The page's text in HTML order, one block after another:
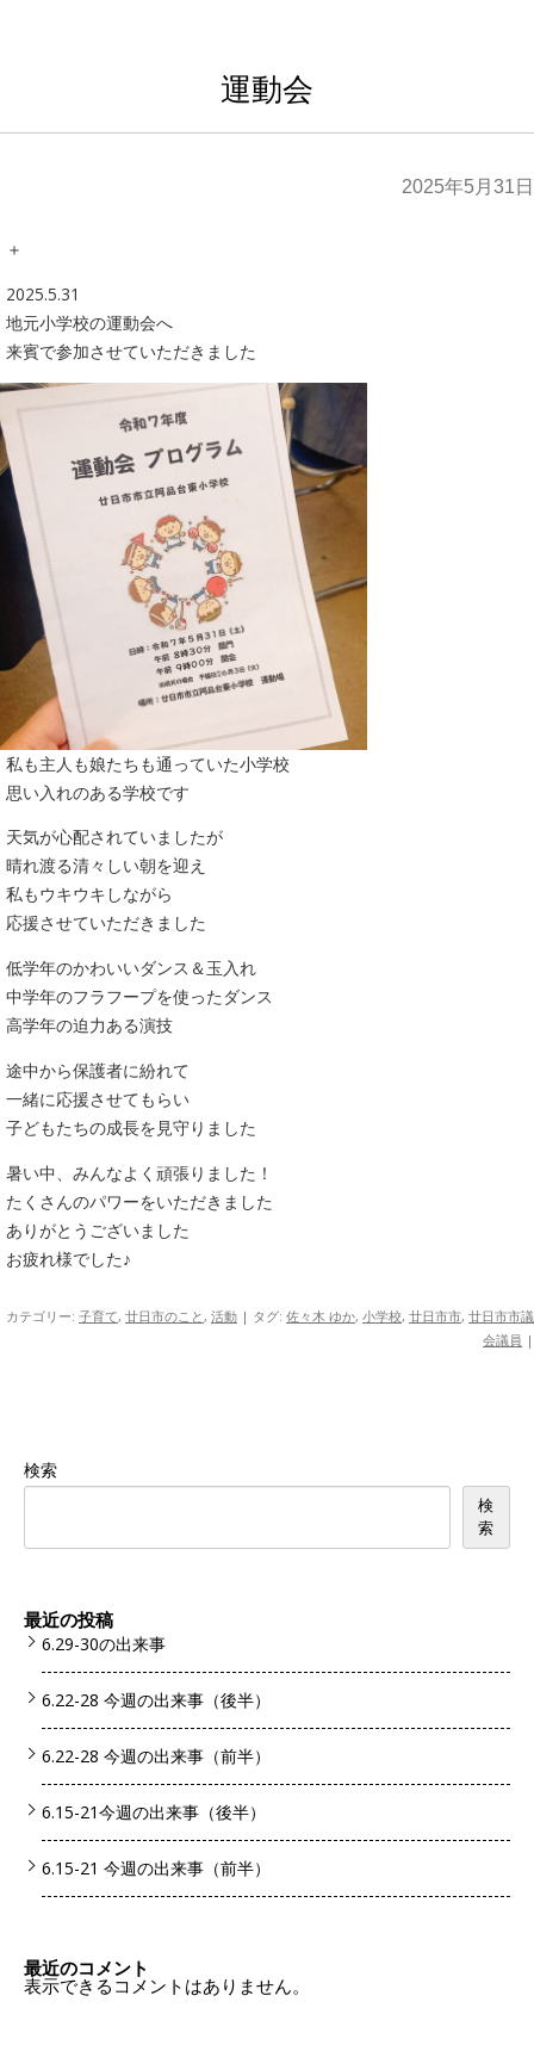
運動会
2025年5月31日
＋
2025.5.31
地元小学校の運動会へ
来賓で参加させていただきました
私も主人も娘たちも通っていた小学校
思い入れのある学校です
天気が心配されていましたが
晴れ渡る清々しい朝を迎え
私もウキウキしながら
応援させていただきました
低学年のかわいいダンス＆玉入れ
中学年のフラフープを使ったダンス
高学年の迫力ある演技
途中から保護者に紛れて
一緒に応援させてもらい
子どもたちの成長を見守りました
暑い中、みんなよく頑張りました！
たくさんのパワーをいただきました
ありがとうございました
お疲れ様でした♪
カテゴリー: 子育て, 廿日市のこと , 活動 | タグ: 佐々木 ゆか, 小学校, 廿日市市, 廿日市市議
会議員 |
検索
検
索
最近の投稿
6.29-30の出来事
6.22-28 今週の出来事（後半）
6.22-28 今週の出来事（前半）
6.15-21今週の出来事（後半）
6.15-21 今週の出来事（前半）
最近のコメント
表示できるコメントはありません。